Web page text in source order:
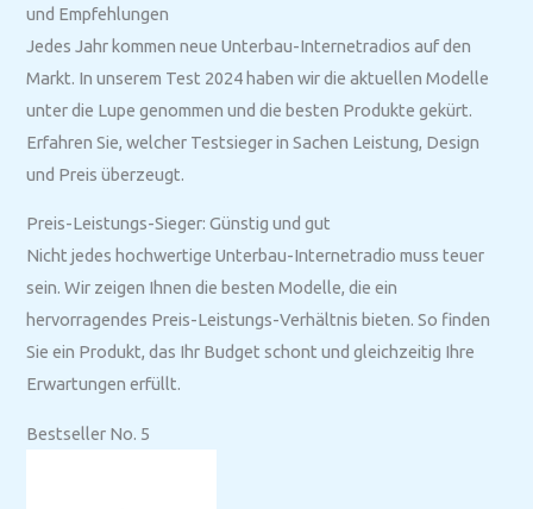
und Empfehlungen
Jedes Jahr kommen neue Unterbau-Internetradios auf den
Markt. In unserem Test 2024 haben wir die aktuellen Modelle
unter die Lupe genommen und die besten Produkte gekürt.
Erfahren Sie, welcher Testsieger in Sachen Leistung, Design
und Preis überzeugt.
Preis-Leistungs-Sieger: Günstig und gut
Nicht jedes hochwertige Unterbau-Internetradio muss teuer
sein. Wir zeigen Ihnen die besten Modelle, die ein
hervorragendes Preis-Leistungs-Verhältnis bieten. So finden
Sie ein Produkt, das Ihr Budget schont und gleichzeitig Ihre
Erwartungen erfüllt.
Bestseller No. 5